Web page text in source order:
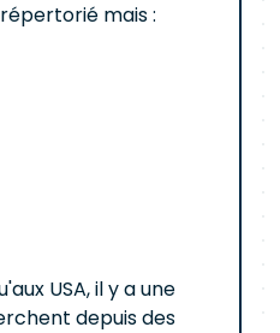
mais :
USA, il y a une
depuis des